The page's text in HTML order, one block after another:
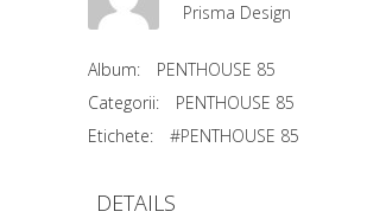
Prisma Design
Album:
PENTHOUSE 85
Categorii:
PENTHOUSE 85
Etichete:
#PENTHOUSE 85
DETAILS